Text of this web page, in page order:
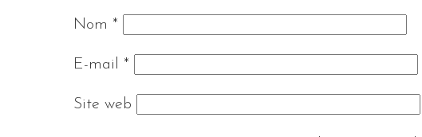
Nom *
E-mail *
Site web